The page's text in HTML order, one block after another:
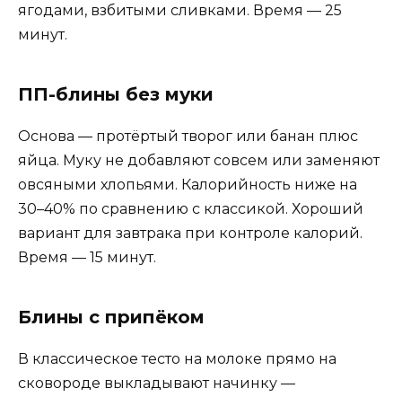
ягодами, взбитыми сливками. Время — 25
минут.
ПП-блины без муки
Основа — протёртый творог или банан плюс
яйца. Муку не добавляют совсем или заменяют
овсяными хлопьями. Калорийность ниже на
30–40% по сравнению с классикой. Хороший
вариант для завтрака при контроле калорий.
Время — 15 минут.
Блины с припёком
В классическое тесто на молоке прямо на
сковороде выкладывают начинку —